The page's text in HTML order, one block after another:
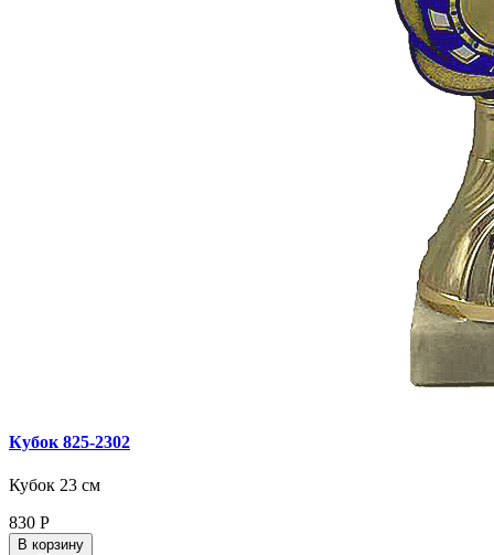
Кубок 825‑2302
Кубок 23 см
830 Р
В корзину